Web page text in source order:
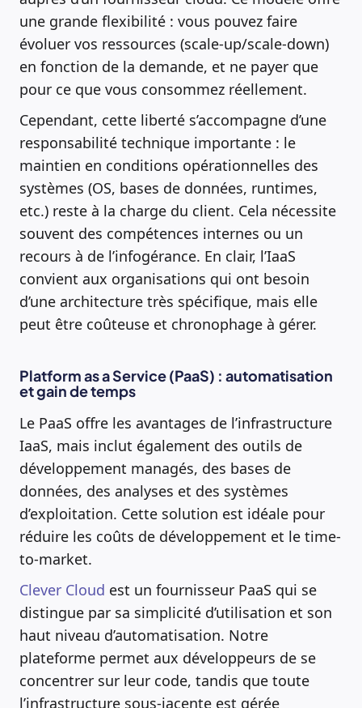
une grande flexibilité : vous pouvez faire
évoluer vos ressources (scale-up/scale-down)
en fonction de la demande, et ne payer que
pour ce que vous consommez réellement.
Cependant, cette liberté s’accompagne d’une
responsabilité technique importante : le
maintien en conditions opérationnelles des
systèmes (OS, bases de données, runtimes,
etc.) reste à la charge du client. Cela nécessite
souvent des compétences internes ou un
recours à de l’infogérance. En clair, l’IaaS
convient aux organisations qui ont besoin
d’une architecture très spécifique, mais elle
peut être coûteuse et chronophage à gérer.
Platform as a Service (PaaS) : automatisation
et gain de temps
Le PaaS offre les avantages de l’infrastructure
IaaS, mais inclut également des outils de
développement managés, des bases de
données, des analyses et des systèmes
d’exploitation. Cette solution est idéale pour
réduire les coûts de développement et le time-
to-market.
Clever Cloud est un fournisseur PaaS qui se
distingue par sa simplicité d’utilisation et son
haut niveau d’automatisation. Notre
plateforme permet aux développeurs de se
concentrer sur leur code, tandis que toute
l’infrastructure sous-jacente est gérée